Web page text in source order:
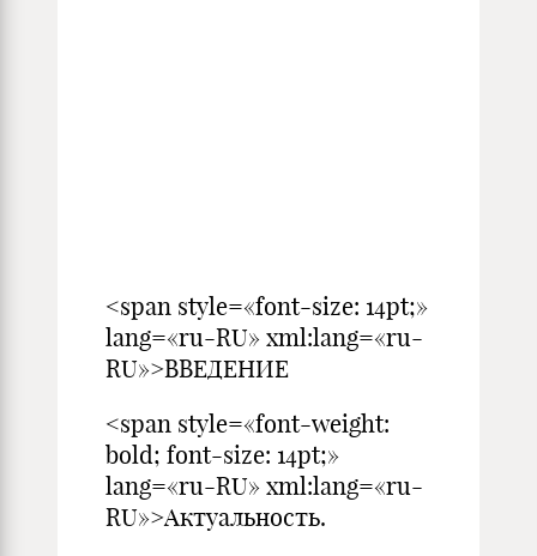
<span style=«font-size: 14pt;»
lang=«ru-RU» xml:lang=«ru-
RU»>ВВЕДЕНИЕ
<span style=«font-weight:
bold; font-size: 14pt;»
lang=«ru-RU» xml:lang=«ru-
RU»>Актуальность.